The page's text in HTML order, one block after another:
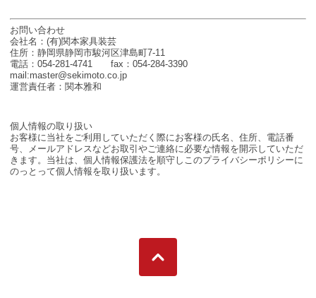
お問い合わせ
会社名：(有)関本家具装芸
住所：静岡県静岡市駿河区津島町7-11
電話：054-281-4741 fax：054-284-3390
mail:master@sekimoto.co.jp
運営責任者：関本雅和
個人情報の取り扱い
お客様に当社をご利用していただく際にお客様の氏名、住所、電話番
号、メールアドレスなどお取引やご連絡に必要な情報を開示していただ
きます。当社は、個人情報保護法を順守しこのプライバシーポリシーに
のっとって個人情報を取り扱います。